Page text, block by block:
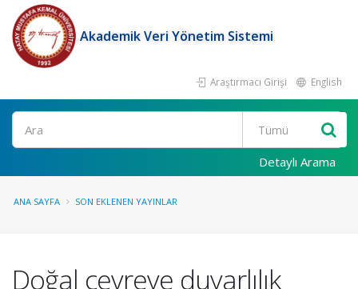
Akademik Veri Yönetim Sistemi
Araştırmacı Girişi English
Ara
Detaylı Arama
ANA SAYFA SON EKLENEN YAYINLAR
Doğal çevreye duyarlılık